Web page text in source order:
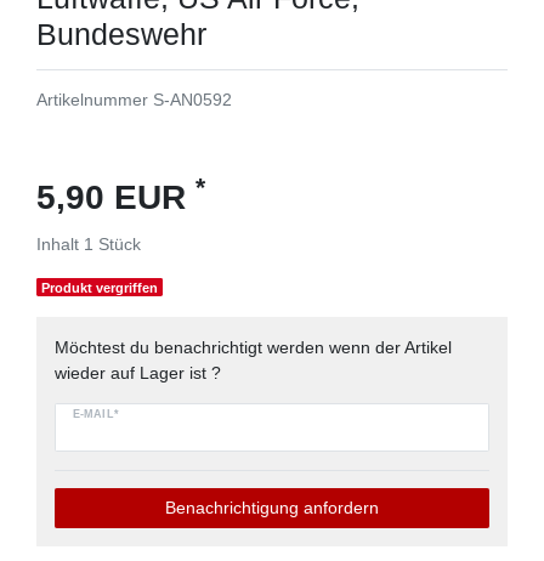
Bundeswehr
Artikelnummer S-AN0592
5,90 EUR *
Inhalt 1 Stück
Produkt vergriffen
Möchtest du benachrichtigt werden wenn der Artikel
wieder auf Lager ist ?
E-MAIL*
Benachrichtigung anfordern